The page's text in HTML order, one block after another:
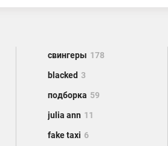
свингеры 178
blacked 3
подборка 59
julia ann 11
fake taxi 6